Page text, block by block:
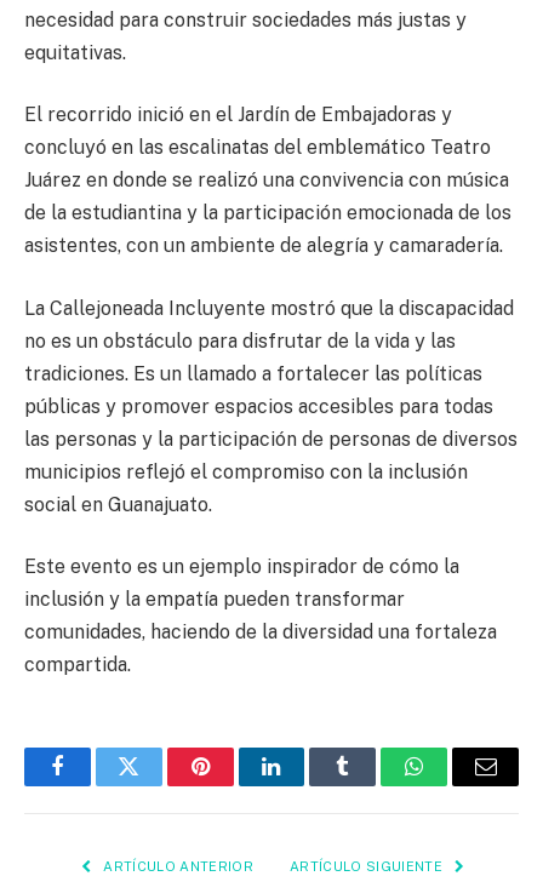
necesidad para construir sociedades más justas y
equitativas.
El recorrido inició en el Jardín de Embajadoras y
concluyó en las escalinatas del emblemático Teatro
Juárez en donde se realizó una convivencia con música
de la estudiantina y la participación emocionada de los
asistentes, con un ambiente de alegría y camaradería.
La Callejoneada Incluyente mostró que la discapacidad
no es un obstáculo para disfrutar de la vida y las
tradiciones. Es un llamado a fortalecer las políticas
públicas y promover espacios accesibles para todas
las personas y la participación de personas de diversos
municipios reflejó el compromiso con la inclusión
social en Guanajuato.
Este evento es un ejemplo inspirador de cómo la
inclusión y la empatía pueden transformar
comunidades, haciendo de la diversidad una fortaleza
compartida.
FacebookTwitter PinterestLinkedInTumblr WhatsAppEmail
ARTÍCULO ANTERIOR ARTÍCULO SIGUIENTE